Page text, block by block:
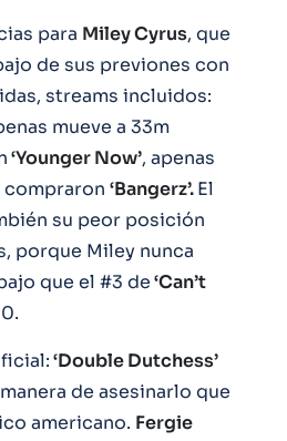
para Miley Cyrus, que
de sus previones con
streams incluidos:
mueve a 33m
‘Younger Now’, apenas
compraron ‘Bangerz’.El
su peor posición
porque Miley nunca
que el #3 de‘Can’t
‘Double Dutchess’
de asesinarlo que
americano. Fergie